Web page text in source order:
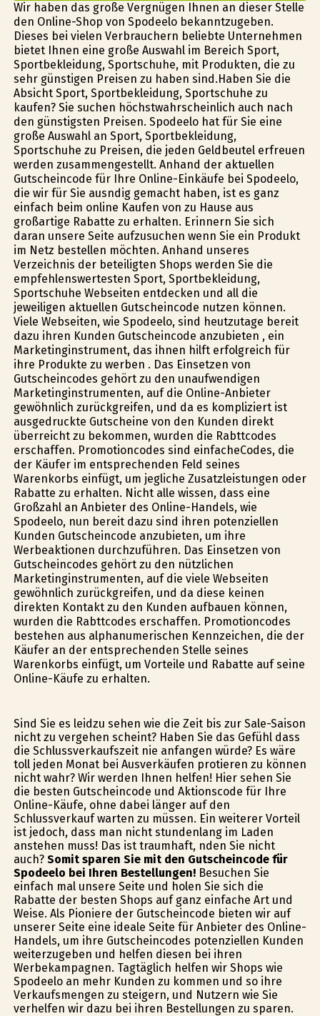
Wir haben das große Vergnügen Ihnen an dieser Stelle
den Online-Shop von Spodeelo bekanntzugeben.
Dieses bei vielen Verbrauchern beliebte Unternehmen
bietet Ihnen eine große Auswahl im Bereich Sport,
Sportbekleidung, Sportschuhe, mit Produkten, die zu
sehr günstigen Preisen zu haben sind.Haben Sie die
Absicht Sport, Sportbekleidung, Sportschuhe zu
kaufen? Sie suchen höchstwahrscheinlich auch nach
den günstigsten Preisen. Spodeelo hat für Sie eine
große Auswahl an Sport, Sportbekleidung,
Sportschuhe zu Preisen, die jeden Geldbeutel erfreuen
werden zusammengestellt. Anhand der aktuellen
Gutscheincode für Ihre Online-Einkäufe bei Spodeelo,
die wir für Sie ausfindig gemacht haben, ist es ganz
einfach beim online Kaufen von zu Hause aus
großartige Rabatte zu erhalten. Erinnern Sie sich
daran unsere Seite aufzusuchen wenn Sie ein Produkt
im Netz bestellen möchten. Anhand unseres
Verzeichnis der beteiligten Shops werden Sie die
empfehlenswertesten Sport, Sportbekleidung,
Sportschuhe Webseiten entdecken und all die
jeweiligen aktuellen Gutscheincode nutzen können.
Viele Webseiten, wie Spodeelo, sind heutzutage bereit
dazu ihren Kunden Gutscheincode anzubieten , ein
Marketinginstrument, das ihnen hilft erfolgreich für
ihre Produkte zu werben . Das Einsetzen von
Gutscheincodes gehört zu den unaufwendigen
Marketinginstrumenten, auf die Online-Anbieter
gewöhnlich zurückgreifen, und da es kompliziert ist
ausgedruckte Gutscheine von den Kunden direkt
überreicht zu bekommen, wurden die Rabttcodes
erschaffen. Promotioncodes sind einfacheCodes, die
der Käufer im entsprechenden Feld seines
Warenkorbs einfügt, um jegliche Zusatzleistungen oder
Rabatte zu erhalten. Nicht alle wissen, dass eine
Großzahl an Anbieter des Online-Handels, wie
Spodeelo, nun bereit dazu sind ihren potenziellen
Kunden Gutscheincode anzubieten, um ihre
Werbeaktionen durchzuführen. Das Einsetzen von
Gutscheincodes gehört zu den nützlichen
Marketinginstrumenten, auf die viele Webseiten
gewöhnlich zurückgreifen, und da diese keinen
direkten Kontakt zu den Kunden aufbauen können,
wurden die Rabttcodes erschaffen. Promotioncodes
bestehen aus alphanumerischen Kennzeichen, die der
Käufer an der entsprechenden Stelle seines
Warenkorbs einfügt, um Vorteile und Rabatte auf seine
Online-Käufe zu erhalten.
Sind Sie es leidzu sehen wie die Zeit bis zur Sale-Saison
nicht zu vergehen scheint? Haben Sie das Gefühl dass
die Schlussverkaufszeit nie anfangen würde? Es wäre
toll jeden Monat bei Ausverkäufen profitieren zu können
nicht wahr? Wir werden Ihnen helfen! Hier sehen Sie
die besten Gutscheincode und Aktionscode für Ihre
Online-Käufe, ohne dabei länger auf den
Schlussverkauf warten zu müssen. Ein weiterer Vorteil
ist jedoch, dass man nicht stundenlang im Laden
anstehen muss! Das ist traumhaft, finden Sie nicht
auch? Somit sparen Sie mit den Gutscheincode für
Spodeelo bei Ihren Bestellungen!Besuchen Sie
einfach mal unsere Seite und holen Sie sich die
Rabatte der besten Shops auf ganz einfache Art und
Weise. Als Pioniere der Gutscheincode bieten wir auf
unserer Seite eine ideale Seite für Anbieter des Online-
Handels, um ihre Gutscheincodes potenziellen Kunden
weiterzugeben und helfen diesen bei ihren
Werbekampagnen. Tagtäglich helfen wir Shops wie
Spodeelo an mehr Kunden zu kommen und so ihre
Verkaufsmengen zu steigern, und Nutzern wie Sie
verhelfen wir dazu bei ihren Bestellungen zu sparen.